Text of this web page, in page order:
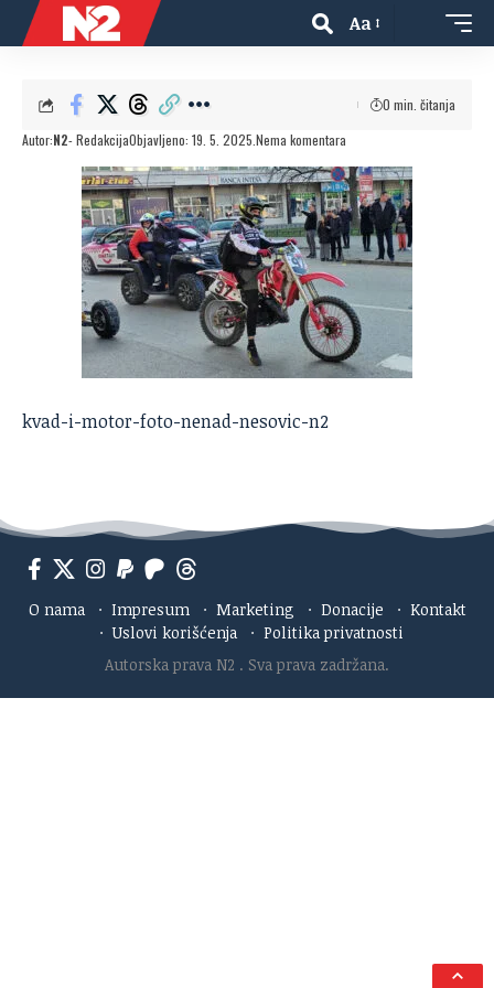
Aa
Autor:N2- RedakcijaObjavljeno: 19. 5. 2025. Nema komentara
0 min. čitanja
kvad-i-motor-foto-nenad-nesovic-n2
O nama · Impresum · Marketing · Donacije · Kontakt
· Uslovi korišćenja · Politika privatnosti
Autorska prava N2 . Sva prava zadržana.